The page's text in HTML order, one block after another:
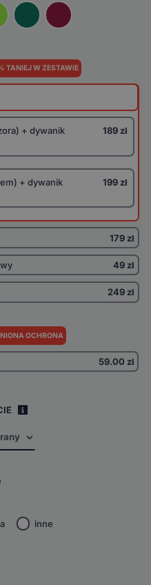
TANIEJ W ZESTAWIE
+ dywanik
189 zł
+ dywanik
199 zł
179 zł
49 zł
249 zł
OCHRONA
59.00 zł
inne